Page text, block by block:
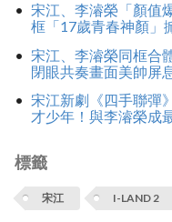
宋江、李濬榮「顏值
框「17歲青春神顏」
宋江、李濬榮同框合
閉眼共奏畫面美帥屏
宋江新劇《四手聯彈
才少年！與李濬榮成
標籤
宋江 I-LAND 2